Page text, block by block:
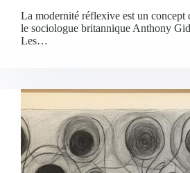
La modernité réflexive est un concept
le sociologue britannique Anthony
Les…